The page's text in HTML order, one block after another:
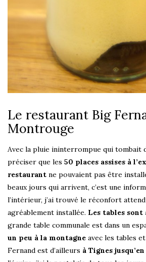
Le restaurant Big
Montrouge
Avec la pluie ininterrompue qui tombait
préciser que les 50 places assises à
restaurant ne pouvaient pas être
beaux jours qui arrivent, c’est une
l’intérieur, j’ai trouvé le réconfort
agréablement installée. Les tables sont
grande table communale est dans un
un peu à la montagne avec les tables
Fernand est d’ailleurs à Tignes